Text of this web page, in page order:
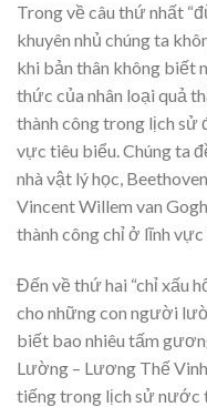
Trong về câu thứ nhất
khuyên nhủ chúng ta
khi bản thân không biết
thức của nhân loại quả
thành công trong lịch sử
vực tiêu biểu. Chúng ta
nhà vật lý học,
Vincent Willem van
thành công chỉ ở lĩnh vực
Đến về thứ hai “chỉ xấu
cho những con người
biết bao nhiêu tấm
Lường – Lương Thế
tiếng trong lịch sử nước